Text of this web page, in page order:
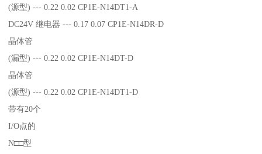
(源型) --- 0.22 0.02 CP1E-N14DT1-A
DC24V 继电器 --- 0.17 0.07 CP1E-N14DR-D
晶体管
(漏型) --- 0.22 0.02 CP1E-N14DT-D
晶体管
(源型) --- 0.22 0.02 CP1E-N14DT1-D
带有20个
I/O点的
N□□型